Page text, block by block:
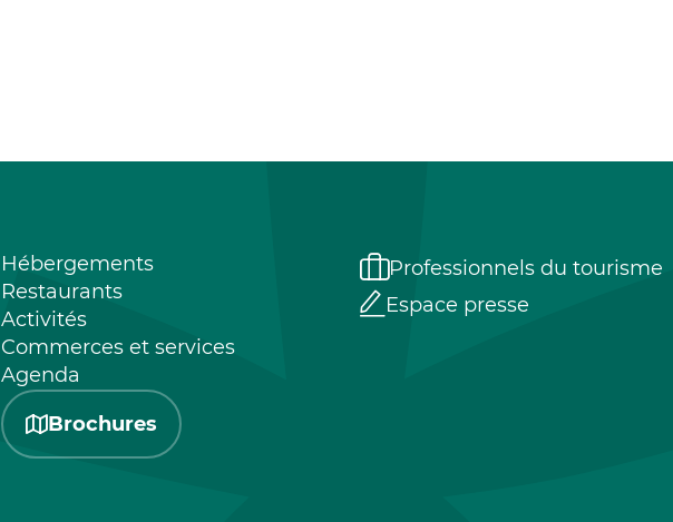
Hébergements
Restaurants
Activités
Commerces et services
Agenda
Brochures
Professionnels du tourisme
Espace presse